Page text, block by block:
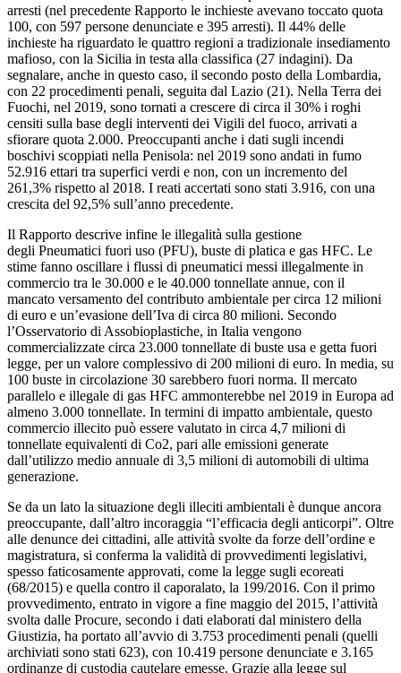
arresti (nel precedente Rapporto le inchieste avevano toccato quota
100, con 597 persone denunciate e 395 arresti). Il 44% delle
inchieste ha riguardato le quattro regioni a tradizionale insediamento
mafioso, con la Sicilia in testa alla classifica (27 indagini). Da
segnalare, anche in questo caso, il secondo posto della Lombardia,
con 22 procedimenti penali, seguita dal Lazio (21). Nella Terra dei
Fuochi, nel 2019, sono tornati a crescere di circa il 30% i roghi
censiti sulla base degli interventi dei Vigili del fuoco, arrivati a
sfiorare quota 2.000. Preoccupanti anche i dati sugli incendi
boschivi scoppiati nella Penisola: nel 2019 sono andati in fumo
52.916 ettari tra superfici verdi e non, con un incremento del
261,3% rispetto al 2018. I reati accertati sono stati 3.916, con una
crescita del 92,5% sull’anno precedente.
Il Rapporto descrive infine le illegalità sulla gestione
degli Pneumatici fuori uso (PFU), buste di platica e gas HFC. Le
stime fanno oscillare i flussi di pneumatici messi illegalmente in
commercio tra le 30.000 e le 40.000 tonnellate annue, con il
mancato versamento del contributo ambientale per circa 12 milioni
di euro e un’evasione dell’Iva di circa 80 milioni. Secondo
l’Osservatorio di Assobioplastiche, in Italia vengono
commercializzate circa 23.000 tonnellate di buste usa e getta fuori
legge, per un valore complessivo di 200 milioni di euro. In media, su
100 buste in circolazione 30 sarebbero fuori norma. Il mercato
parallelo e illegale di gas HFC ammonterebbe nel 2019 in Europa ad
almeno 3.000 tonnellate. In termini di impatto ambientale, questo
commercio illecito può essere valutato in circa 4,7 milioni di
tonnellate equivalenti di Co2, pari alle emissioni generate
dall’utilizzo medio annuale di 3,5 milioni di automobili di ultima
generazione.
Se da un lato la situazione degli illeciti ambientali è dunque ancora
preoccupante, dall’altro incoraggia “l’efficacia degli anticorpi”. Oltre
alle denunce dei cittadini, alle attività svolte da forze dell’ordine e
magistratura, si conferma la validità di provvedimenti legislativi,
spesso faticosamente approvati, come la legge sugli ecoreati
(68/2015) e quella contro il caporalato, la 199/2016. Con il primo
provvedimento, entrato in vigore a fine maggio del 2015, l’attività
svolta dalle Procure, secondo i dati elaborati dal ministero della
Giustizia, ha portato all’avvio di 3.753 procedimenti penali (quelli
archiviati sono stati 623), con 10.419 persone denunciate e 3.165
ordinanze di custodia cautelare emesse. Grazie alla legge sul